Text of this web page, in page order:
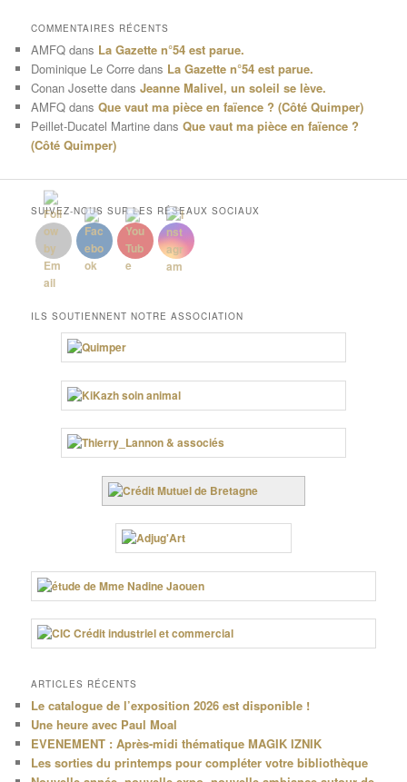
COMMENTAIRES RÉCENTS
AMFQ dans La Gazette n°54 est parue.
Dominique Le Corre dans La Gazette n°54 est parue.
Conan Josette dansJeanne Malivel, un soleil se lève.
AMFQ dansQue vaut ma pièce en faïence ? (Côté Quimper)
Peillet-Ducatel Martine dansQue vaut ma pièce en faïence ?
(Côté Quimper)
SUIVEZ-NOUS SUR LES RÉSEAUX SOCIAUX
ILS SOUTIENNENT NOTRE ASSOCIATION
ARTICLES RÉCENTS
Le catalogue de l’exposition 2026 est disponible !
Une heure avec Paul Moal
EVENEMENT : Après-midi thématique MAGIK IZNIK
Les sorties du printemps pour compléter votre bibliothèque